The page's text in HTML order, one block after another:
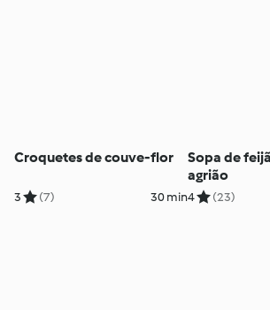
Croquetes de couve-flor
3 (7) 30 min
Sopa de
agrião
4 (23)